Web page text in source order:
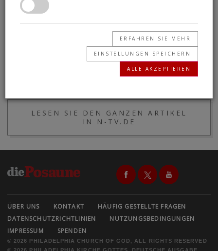
30 Millionen Euro an Saudi-Arabien genehmigt.
Bundeswirtschaftsministeriums auf eine
Anfrage der Linken-Bundestagsabgeordneten
Sevim Dagdelen hervor.
”
LESEN SIE DEN GANZEN ARTIKEL
IN N-TV.DE
ÜBER UNS KONTAKT
HÄUFIG GESTELLTE FRAGEN
DATENSCHUTZRICHTLINIEN
NUTZUNGSBEDINGUNGEN
IMPRESSUM
SPENDEN
© 2026 PHILADELPHIA CHURCH OF GOD, ALL RIGHTS RESERVED
ERFAHREN SIE MEHR
EINSTELLUNGEN SPEICHERN
ALLE AKZEPTIEREN